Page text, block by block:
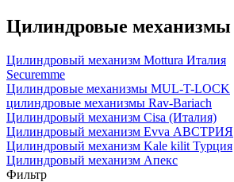
Цилиндровые механизмы
Цилиндровый механизм Mottura Италия
Securemme
Цилиндровые механизмы MUL-T-LOCK
цилиндровые механизмы Rav-Bariach
Цилиндровый механизм Cisa (Италия)
Цилиндровый механизм Evva АВСТРИЯ
Цилиндровый механизм Kale kilit Турция
Цилиндровый механизм Апекс
Фильтр